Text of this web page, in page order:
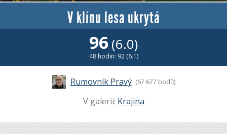
V klínu lesa ukrytá
96(6.0)
48 hodin: 92 (6.1)
Rumovník Pravý (67 677 bodů)
V galerii: Krajina